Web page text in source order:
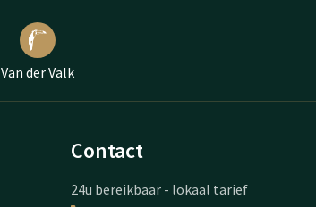
Van der Valk
Contact
24u bereikbaar - lokaal tarief